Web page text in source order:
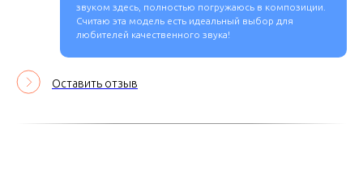
звуком здесь, полностью погружаюсь в композиции.
Считаю эта модель есть идеальный выбор для
любителей качественного звука!
Оставить отзыв